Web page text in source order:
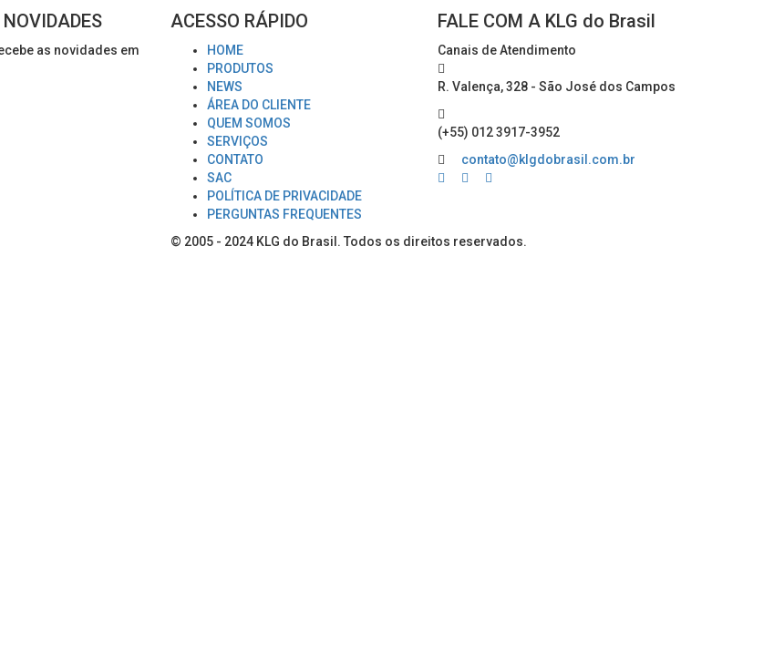
as novidades em
ACESSO RÁPIDO
HOME
PRODUTOS
NEWS
ÁREA DO CLIENTE
QUEM SOMOS
SERVIÇOS
CONTATO
SAC
POLÍTICA DE PRIVACIDADE
PERGUNTAS FREQUENTES
FALE COM A KLG do Brasil
Canais de Atendimento
R. Valença, 328 - São José dos Campos
(+55) 012 3917-3952
contato@klgdobrasil.com.br
© 2005 - 2024 KLG do Brasil . Todos os direitos reservados.